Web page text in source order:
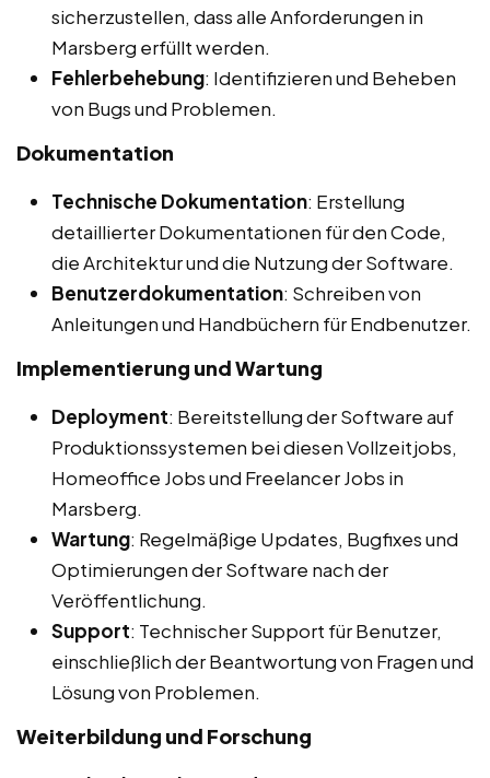
sicherzustellen, dass alle Anforderungen in
Marsberg erfüllt werden.
Fehlerbehebung: Identifizieren und Beheben
von Bugs und Problemen.
Dokumentation
Technische Dokumentation: Erstellung
detaillierter Dokumentationen für den Code,
die Architektur und die Nutzung der Software.
Benutzerdokumentation: Schreiben von
Anleitungen und Handbüchern für Endbenutzer.
Implementierung und Wartung
Deployment: Bereitstellung der Software auf
Produktionssystemen bei diesen Vollzeitjobs,
Homeoffice Jobs und Freelancer Jobs in
Marsberg.
Wartung: Regelmäßige Updates, Bugfixes und
Optimierungen der Software nach der
Veröffentlichung.
Support: Technischer Support für Benutzer,
einschließlich der Beantwortung von Fragen und
Lösung von Problemen.
Weiterbildung und Forschung